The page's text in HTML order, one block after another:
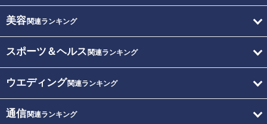
美容関連ランキング
スポーツ＆ヘルス 関連ランキング
ウエディング関連ランキング
通信関連ランキング